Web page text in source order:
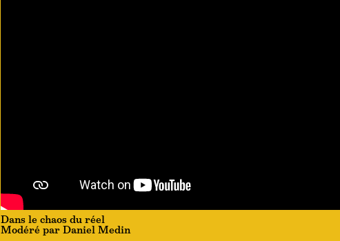
Dans le chaos du réel
Modéré par Daniel Medin